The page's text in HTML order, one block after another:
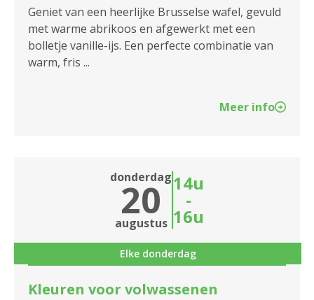
Geniet van een heerlijke Brusselse wafel, gevuld
met warme abrikoos en afgewerkt met een
bolletje vanille-ijs. Een perfecte combinatie van
warm, fris ...
Meer info
donderdag
20
augustus
14u
-
16u
Elke donderdag
Kleuren voor volwassenen